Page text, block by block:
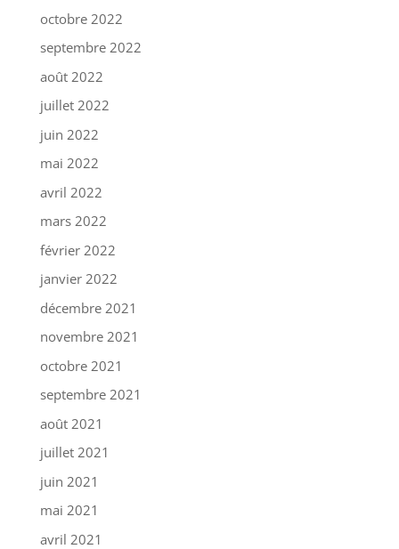
octobre 2022
septembre 2022
août 2022
juillet 2022
juin 2022
mai 2022
avril 2022
mars 2022
février 2022
janvier 2022
décembre 2021
novembre 2021
octobre 2021
septembre 2021
août 2021
juillet 2021
juin 2021
mai 2021
avril 2021